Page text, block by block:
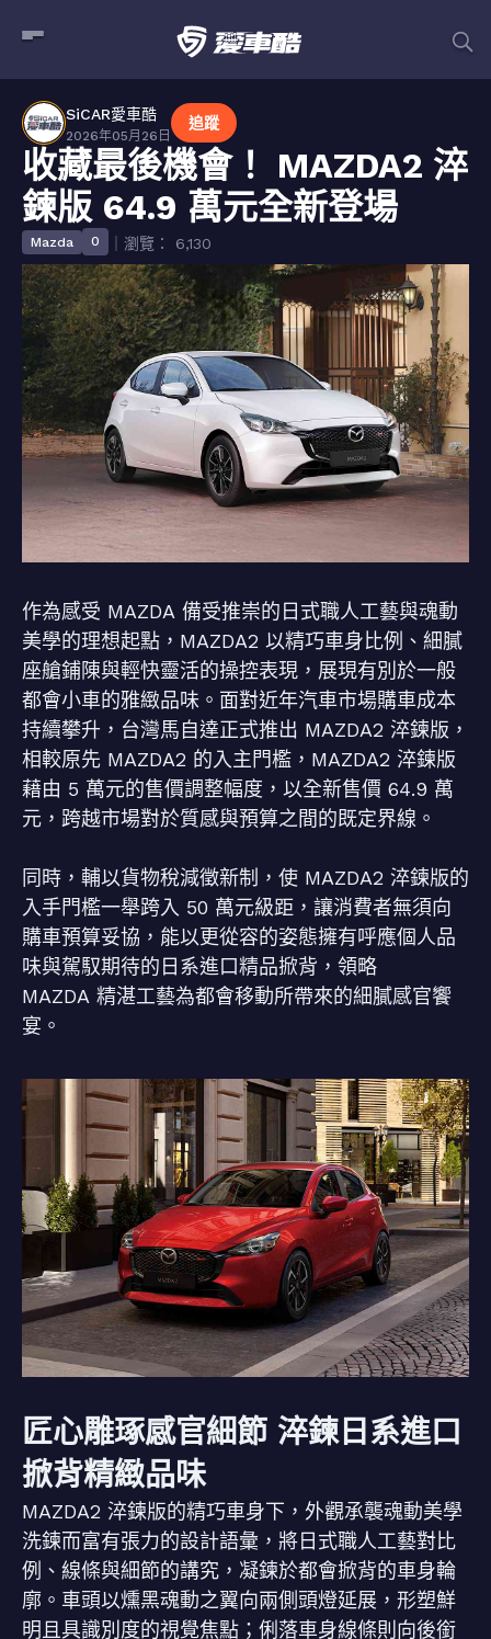
SiCAR愛車酷
2026年05月26日
追蹤
收藏最後機會！ MAZDA2 淬
鍊版 64.9 萬元全新登場
Mazda 0 ｜瀏覽： 6,130
作為感受 MAZDA 備受推崇的日式職人工藝與魂動
美學的理想起點，MAZDA2 以精巧車身比例、細膩
座艙鋪陳與輕快靈活的操控表現，展現有別於一般
都會小車的雅緻品味。面對近年汽車市場購車成本
持續攀升，台灣馬自達正式推出 MAZDA2 淬鍊版，
相較原先 MAZDA2 的入主門檻，MAZDA2 淬鍊版
藉由 5 萬元的售價調整幅度，以全新售價 64.9 萬
元，跨越市場對於質感與預算之間的既定界線。
同時，輔以貨物稅減徵新制，使 MAZDA2 淬鍊版的
入手門檻一舉跨入 50 萬元級距，讓消費者無須向
購車預算妥協，能以更從容的姿態擁有呼應個人品
味與駕馭期待的日系進口精品掀背，領略
MAZDA 精湛工藝為都會移動所帶來的細膩感官饗
宴。
匠心雕琢感官細節 淬鍊日系進口
掀背精緻品味
MAZDA2 淬鍊版的精巧車身下，外觀承襲魂動美學
洗鍊而富有張力的設計語彙，將日式職人工藝對比
例、線條與細節的講究，凝鍊於都會掀背的車身輪
廓。車頭以燻黑魂動之翼向兩側頭燈延展，形塑鮮
明且具識別度的視覺焦點；俐落車身線條則向後銜